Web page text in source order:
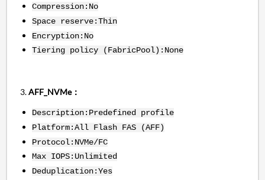
Compression:No
Space reserve:Thin
Encryption:No
Tiering policy (FabricPool):None
3.AFF_NVMe：
Description:Predefined profile
Platform:All Flash FAS (AFF)
Protocol:NVMe/FC
Max IOPS:Unlimited
Deduplication:Yes